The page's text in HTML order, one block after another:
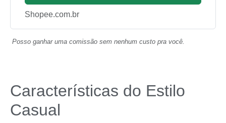
Shopee.com.br
Posso ganhar uma comissão sem nenhum custo pra você.
Características do Estilo
Casual